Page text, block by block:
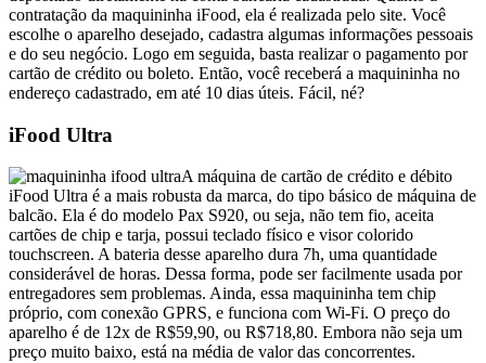
contratação da maquininha iFood, ela é realizada pelo site. Você
escolhe o aparelho desejado, cadastra algumas informações pessoais
e do seu negócio. Logo em seguida, basta realizar o pagamento por
cartão de crédito ou boleto. Então, você receberá a maquininha no
endereço cadastrado, em até 10 dias úteis. Fácil, né?
iFood Ultra
A máquina de cartão de crédito e débito
iFood Ultra é a mais robusta da marca, do tipo básico de máquina de
balcão. Ela é do modelo Pax S920, ou seja, não tem fio, aceita
cartões de chip e tarja, possui teclado físico e visor colorido
touchscreen. A bateria desse aparelho dura 7h, uma quantidade
considerável de horas. Dessa forma, pode ser facilmente usada por
entregadores sem problemas. Ainda, essa maquininha tem chip
próprio, com conexão GPRS, e funciona com Wi-Fi. O preço do
aparelho é de 12x de R$59,90, ou R$718,80. Embora não seja um
preço muito baixo, está na média de valor das concorrentes.